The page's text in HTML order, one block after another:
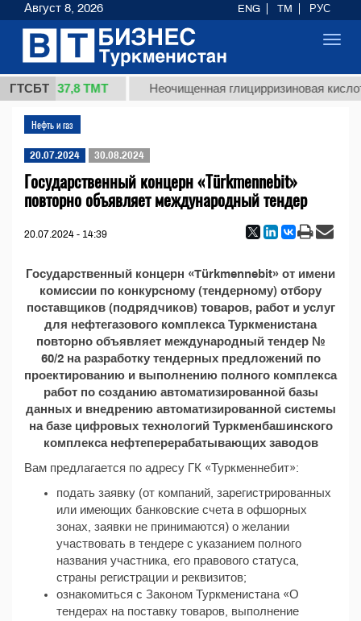
ГТСБТ
1 (кг.) 37,8 ТМТ Неочищенная глицирризиновая
Нефть и газ
20.07.2024 30.08.2024
Государственный концерн «Türkmennebit»
повторно объявляет международный тендер
20.07.2024 - 14:39
Государственный концерн «Türkmennebit» от имени
комиссии по конкурсному (тендерному) отбору
поставщиков (подрядчиков) товаров, работ и услуг
для нефтегазового комплекса Туркменистана
повторно объявляет международный тендер №
60/2 на разработку тендерных предложений по
проектированию и выполнению полного комплекса
работ по созданию автоматизированной базы
данных и внедрению автоматизированной системы
на базе цифровых технологий Туркменбашинского
комплекса нефтеперерабатывающих заводов
Вам предлагается по адресу ГК «Туркменнебит»:
подать заявку (от компаний, зарегистрированных
или имеющих банковские счета в офшорных
зонах, заявки не принимаются) о желании
участвовать в тендере с указанием полного
названия участника, его правового статуса,
страны регистрации и реквизитов;
ознакомиться с Законом Туркменистана «О
тендерах на поставку товаров, выполнение
Август 8, 2026 ENG TM РУС